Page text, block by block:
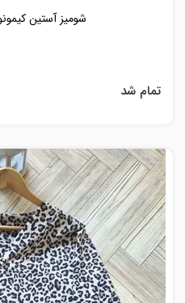
شومیز آستین
تمام شد